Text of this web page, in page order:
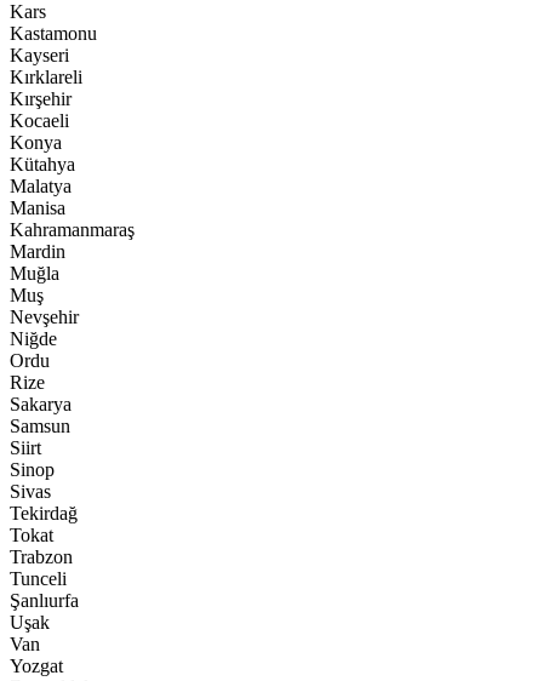
Kars
Kastamonu
Kayseri
Kırklareli
Kırşehir
Kocaeli
Konya
Kütahya
Malatya
Manisa
Kahramanmaraş
Mardin
Muğla
Muş
Nevşehir
Niğde
Ordu
Rize
Sakarya
Samsun
Siirt
Sinop
Sivas
Tekirdağ
Tokat
Trabzon
Tunceli
Şanlıurfa
Uşak
Van
Yozgat